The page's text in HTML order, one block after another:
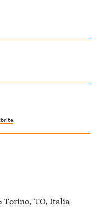
.
Torino, TO, Italia